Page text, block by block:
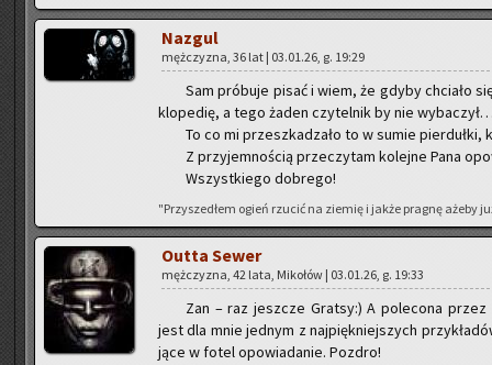
Na­zgul
męż­czy­zna, 36 lat | 03.01.26, g. 19:29
Sam pró­bu­je pisać i wiem, że gdyby chcia­ło
klo­pe­dię, a tego żaden czy­tel­nik by nie
To co mi prze­szka­dza­ło to w sumie
Z przy­jem­no­ścią prze­czy­tam ko­lej­ne Pana
Wszyst­kie­go do­bre­go!
"Przy­sze­dłem ogień rzu­cić na zie­mię i jakże pra­gnę ażeby
Outta Sewer
męż­czy­zna, 42 lata, Mi­ko­łów | 03.01.26, g. 19:33
Zan – raz jesz­cze Grat­sy:) A po­le­co­na
jest dla mnie jed­nym z naj­pięk­niej­szych
ją­ce w fotel opo­wia­da­nie. Po­zdro!